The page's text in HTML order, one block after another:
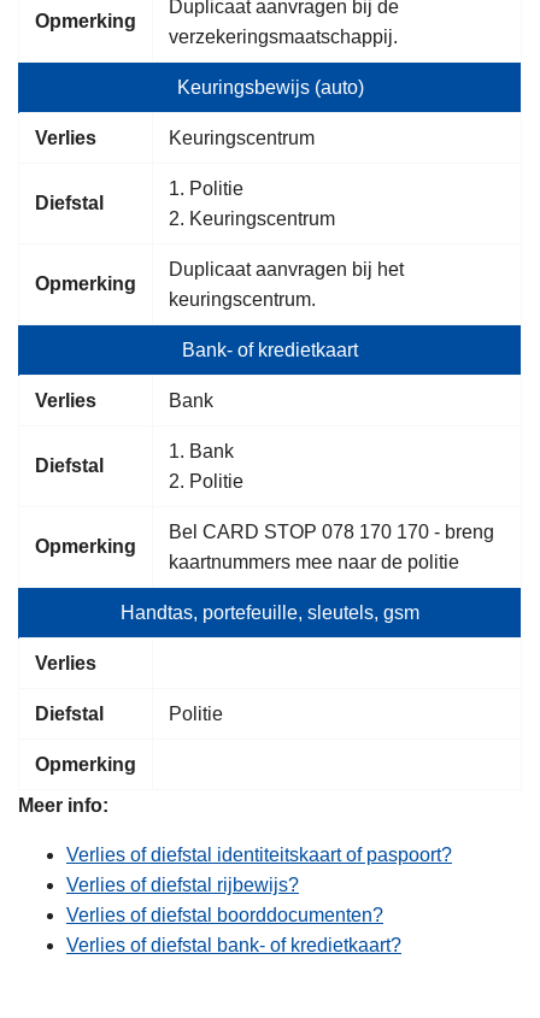
Opmerking
Duplicaat aanvragen bij de
verzekeringsmaatschappij.
Keuringsbewijs (auto)
Verlies Keuringscentrum
Diefstal
1. Politie
2. Keuringscentrum
Opmerking
Duplicaat aanvragen bij het
keuringscentrum.
Bank- of kredietkaart
Verlies Bank
Diefstal
1. Bank
2. Politie
Opmerking
Bel CARD STOP 078 170 170 - breng
kaartnummers mee naar de politie
Handtas, portefeuille, sleutels, gsm
Verlies
Diefstal Politie
Opmerking
Meer info:
Verlies of diefstal identiteitskaart of paspoort?
Verlies of diefstal rijbewijs?
Verlies of diefstal boorddocumenten?
Verlies of diefstal bank- of kredietkaart?